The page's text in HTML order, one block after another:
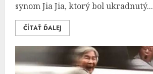
synom Jia Jia, ktorý bol ukradnutý...
ČÍTAŤ ĎALEJ